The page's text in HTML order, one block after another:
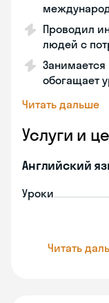
Проводил
людей с
Занимается
обогащает
Читать дальше
Услуги и
Английский
Уроки
Читать